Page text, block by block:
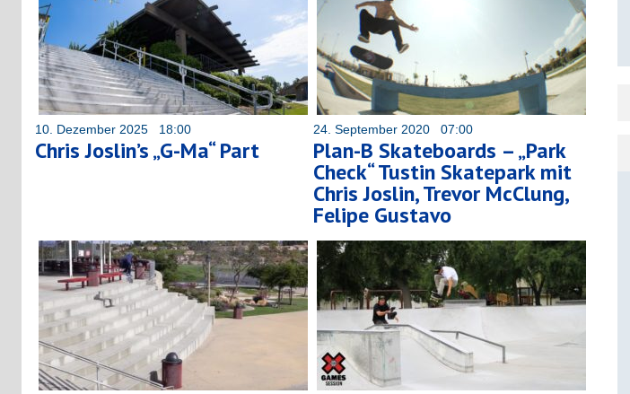
10. Dezember 2025 18:00
Chris Joslin’s „G-Ma“ Part
24. September 2020 07:00
Plan-B Skateboards – „Park
Check“ Tustin Skatepark mit
Chris Joslin, Trevor McClung,
Felipe Gustavo